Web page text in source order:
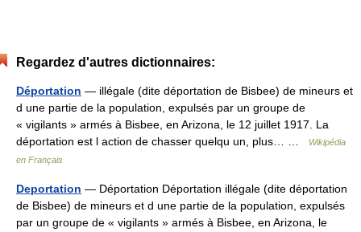
Regardez d'autres dictionnaires:
Déportation — illégale (dite déportation de Bisbee) de mineurs et
d une partie de la population, expulsés par un groupe de
« vigilants » armés à Bisbee, en Arizona, le 12 juillet 1917. La
déportation est l action de chasser quelqu un, plus… …
Wikipédia
en Français
Deportation — Déportation Déportation illégale (dite déportation
de Bisbee) de mineurs et d une partie de la population, expulsés
par un groupe de « vigilants » armés à Bisbee, en Arizona, le